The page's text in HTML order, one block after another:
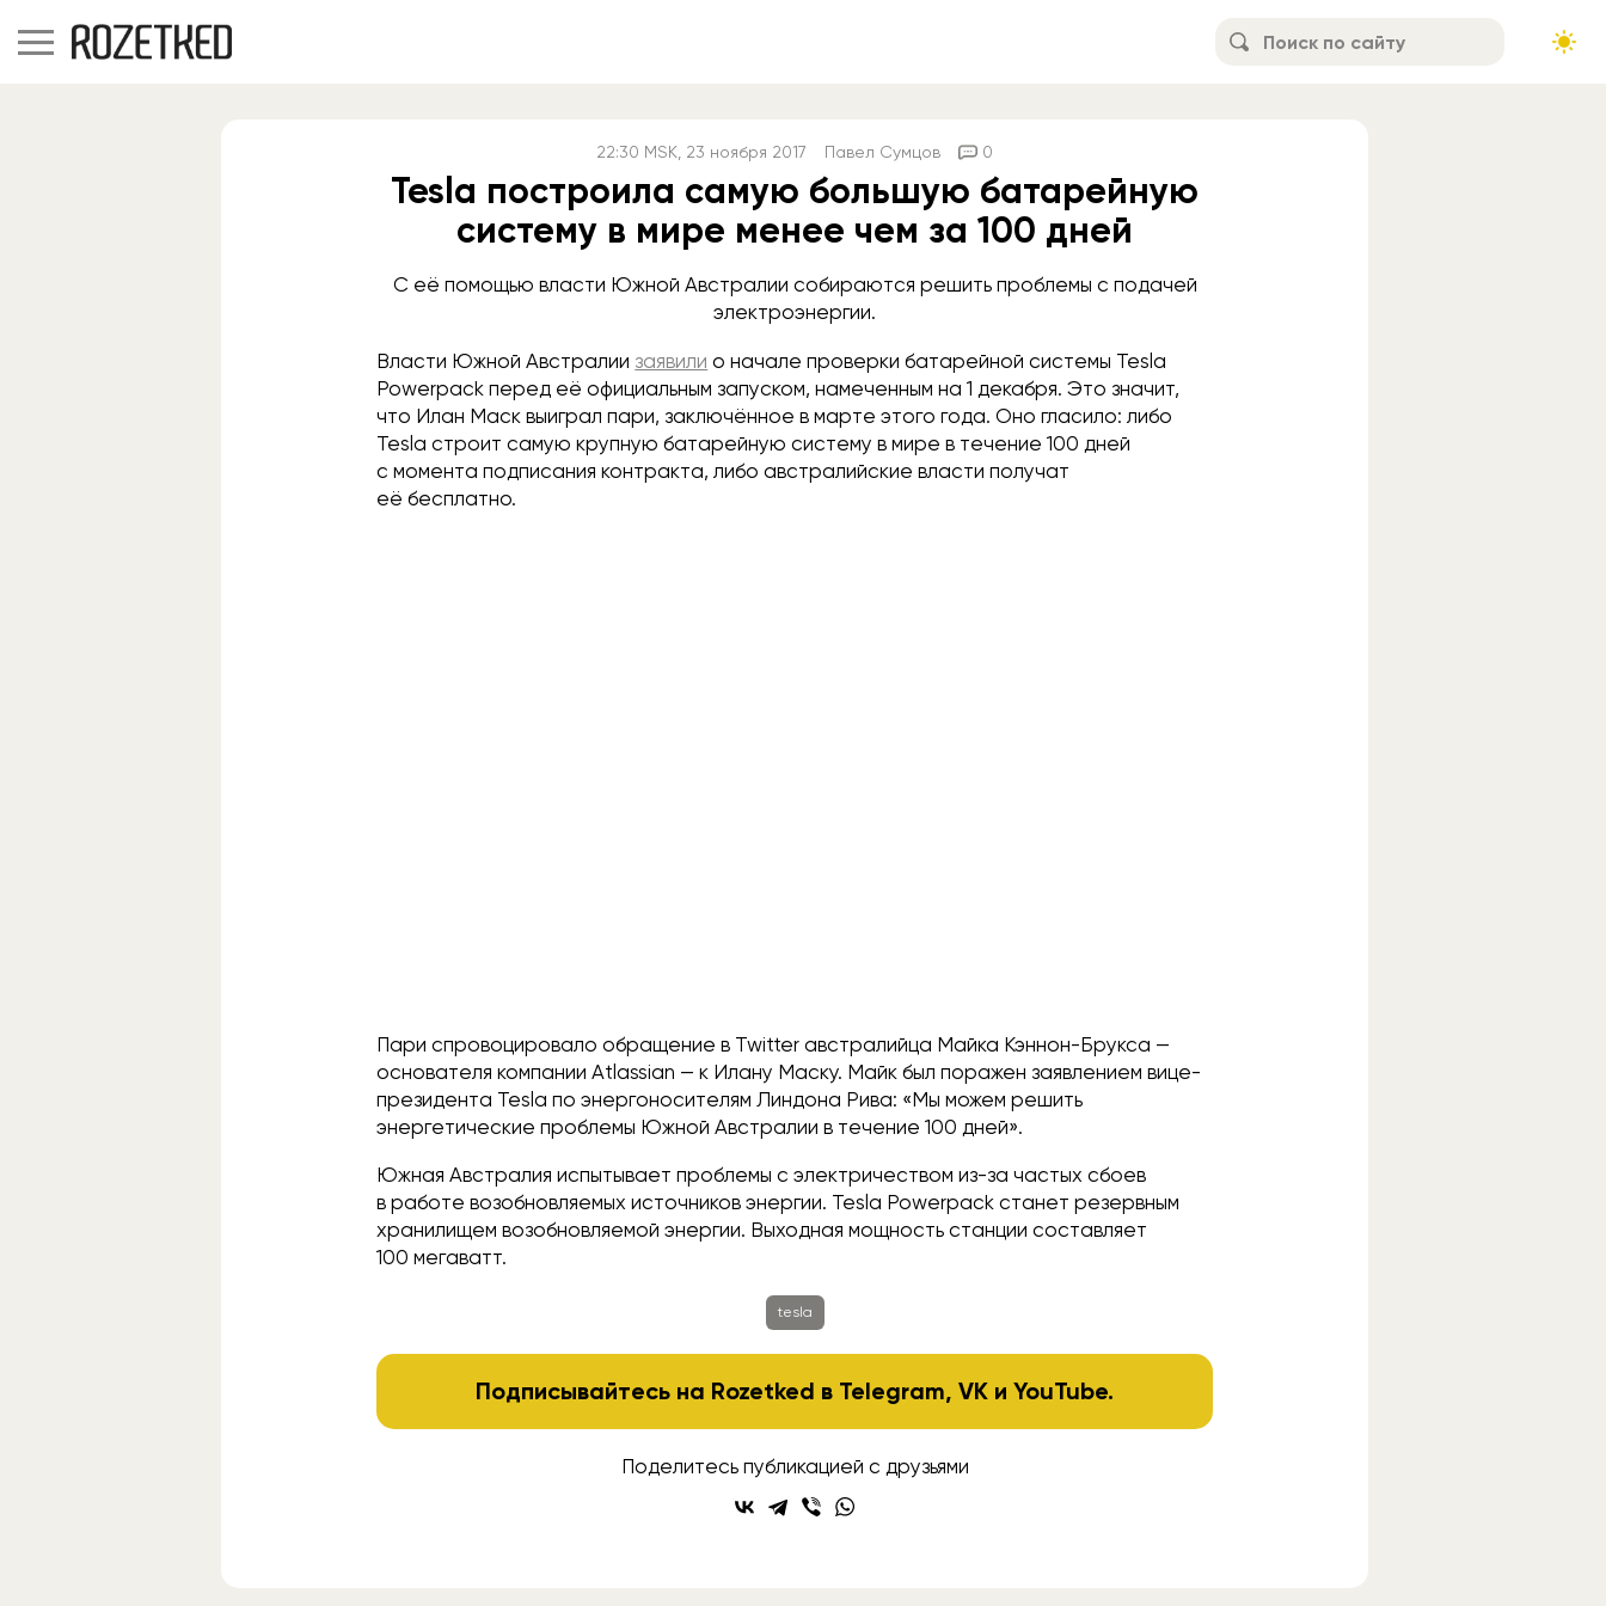
22:30 MSK , 23 ноября 2017 Павел Сумцов 0
Tesla построила самую большую батарейную
систему в мире менее чем за 100 дней
С её помощью власти Южной Австралии собираются решить проблемы с подачей
электроэнергии.
Власти Южной Австралии заявили о начале проверки батарейной системы Tesla
Powerpack перед её официальным запуском, намеченным на 1 декабря. Это значит,
что Илан Маск выиграл пари, заключённое в марте этого года. Оно гласило: либо
Tesla строит самую крупную батарейную систему в мире в течение 100 дней
с момента подписания контракта, либо австралийские власти получат
её бесплатно.
Пари спровоцировало обращение в Twitter австралийца Майка Кэннон-Брукса —
основателя компании Atlassian — к Илану Маску. Майк был поражен заявлением вице-
президента Tesla по энергоносителям Линдона Рива: «Мы можем решить
энергетические проблемы Южной Австралии в течение 100 дней».
Южная Австралия испытывает проблемы с электричеством из-за частых сбоев
в работе возобновляемых источников энергии. Tesla Powerpack станет резервным
хранилищем возобновляемой энергии. Выходная мощность станции составляет
100 мегаватт.
tesla
Подписывайтесь на Rozetked в Telegram,VK иYouTube.
Поделитесь публикацией с друзьями